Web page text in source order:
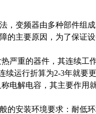
变频器由多种部件组成
的主要原因，为了保证
重的器件，其连续工
续运行折算为2-3年就要
解电容，其主要作用
安装环境要求：耐低